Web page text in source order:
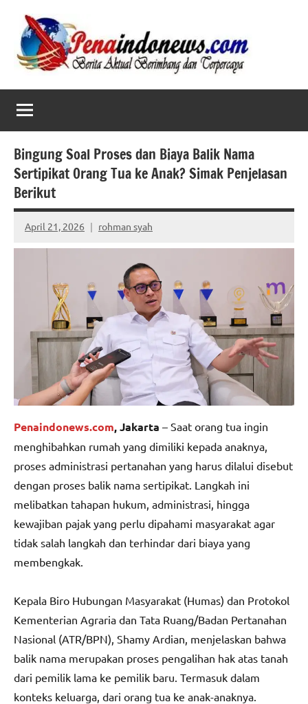
content
Bingung Soal Proses dan Biaya Balik Nama
Sertipikat Orang Tua ke Anak? Simak Penjelasan
Berikut
April 21, 2026 rohman syah
No
comments
Penaindonews.com, Jakarta – Saat orang tua ingin
menghibahkan rumah yang dimiliki kepada anaknya,
proses administrasi pertanahan yang harus dilalui disebut
dengan proses balik nama sertipikat. Langkah ini
melibatkan tahapan hukum, administrasi, hingga
kewajiban pajak yang perlu dipahami masyarakat agar
tidak salah langkah dan terhindar dari biaya yang
membengkak.
Kepala Biro Hubungan Masyarakat (Humas) dan Protokol
Kementerian Agraria dan Tata Ruang/Badan Pertanahan
Nasional (ATR/BPN), Shamy Ardian, menjelaskan bahwa
balik nama merupakan proses pengalihan hak atas tanah
dari pemilik lama ke pemilik baru. Termasuk dalam
konteks keluarga, dari orang tua ke anak-anaknya.